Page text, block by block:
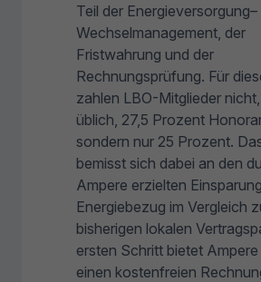
Teil der Energieversorgung–
Wechselmanagement, der
Fristwahrung und der
Rechnungsprüfung. Für
zahlen LBO-Mitglieder
üblich, 27,5 Prozent
sondern nur 25 Prozent.
bemisst sich dabei an den
Ampere erzielten
Energiebezug im Vergleich
bisherigen lokalen
ersten Schritt bietet
einen kostenfreien